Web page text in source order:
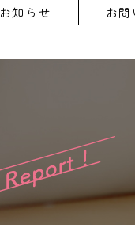
お知らせ お